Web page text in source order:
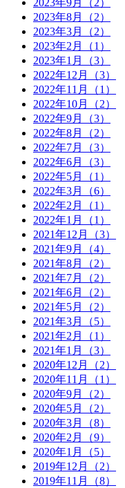
2023年9月（2）
2023年8月（2）
2023年3月（2）
2023年2月（1）
2023年1月（3）
2022年12月（3）
2022年11月（1）
2022年10月（2）
2022年9月（3）
2022年8月（2）
2022年7月（3）
2022年6月（3）
2022年5月（1）
2022年3月（6）
2022年2月（1）
2022年1月（1）
2021年12月（3）
2021年9月（4）
2021年8月（2）
2021年7月（2）
2021年6月（2）
2021年5月（2）
2021年3月（5）
2021年2月（1）
2021年1月（3）
2020年12月（2）
2020年11月（1）
2020年9月（2）
2020年5月（2）
2020年3月（8）
2020年2月（9）
2020年1月（5）
2019年12月（2）
2019年11月（8）